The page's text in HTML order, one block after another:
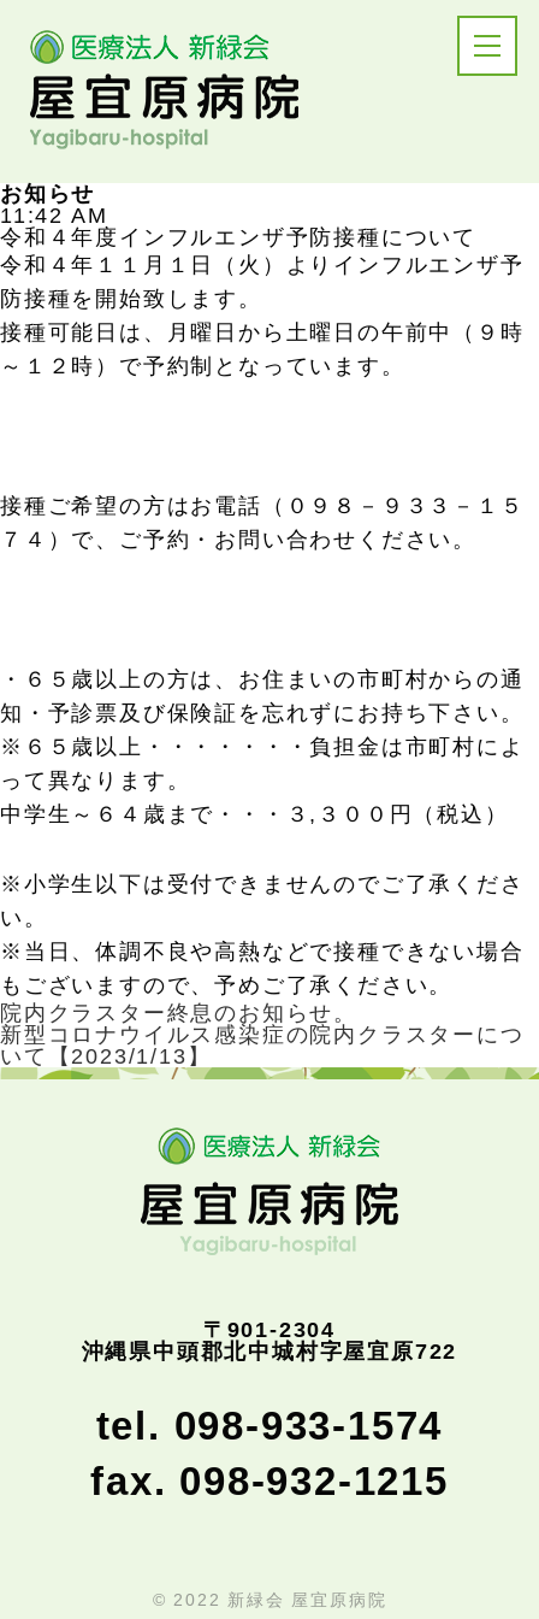
お知らせ
11:42 AM
令和４年度インフルエンザ予防接種について
令和４年１１月１日（火）よりインフルエンザ予
防接種を開始致します。
接種可能日は、月曜日から土曜日の午前中（９時
～１２時）で予約制となっています。
接種ご希望の方はお電話（０９８－９３３－１５
７４）で、ご予約・お問い合わせください。
・６５歳以上の方は、お住まいの市町村からの通
知・予診票及び保険証を忘れずにお持ち下さい。
※６５歳以上・・・・・・・負担金は市町村によ
って異なります。
中学生～６４歳まで・・・３,３００円（税込）
※小学生以下は受付できませんのでご了承くださ
い。
※当日、体調不良や高熱などで接種できない場合
もございますので、予めご了承ください。
院内クラスター終息のお知らせ。
新型コロナウイルス感染症の院内クラスターにつ
いて【2023/1/13】
〒901-2304
沖縄県中頭郡北中城村字屋宜原722
tel. 098-933-1574
fax. 098-932-1215
© 2022 新緑会 屋宜原病院